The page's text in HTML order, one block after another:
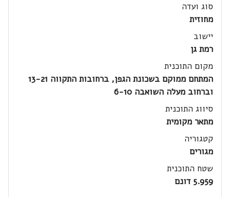
סוג ועדה
מחוזית
יישוב
רמת גן
מקום התוכנית
המתחם ממוקם בשכונת הגפן, ברחובות התקווה 13-21
וברחוב מעלה השואבה 6-10
סיווג התוכנית
מתאר מקומית
קטגוריה
מגורים
שטח התוכנית
5.959 דונם